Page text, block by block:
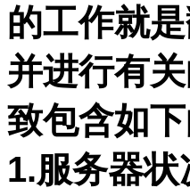
的工作就
并进行有
致包含如下
1.服务器